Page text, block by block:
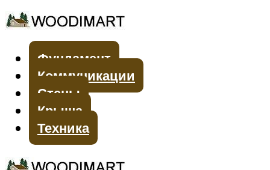
Фундамент
Коммуникации
Стены
Крыша
Техника